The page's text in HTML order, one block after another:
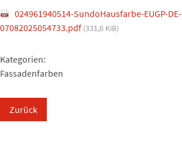
024961940514-SundoHausfarbe-EUGP-DE-
07082025054733.pdf (331,6 KiB)
Kategorien:
Fassadenfarben
Zurück